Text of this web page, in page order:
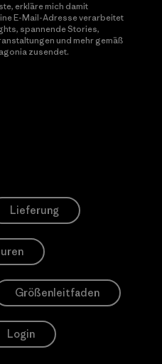
erkläre mich damit
E-Mail-Adresse verarbeitet
spannende Stories,
und mehr gemäß
zusendet.
Lieferung
Größenleitfaden
Login